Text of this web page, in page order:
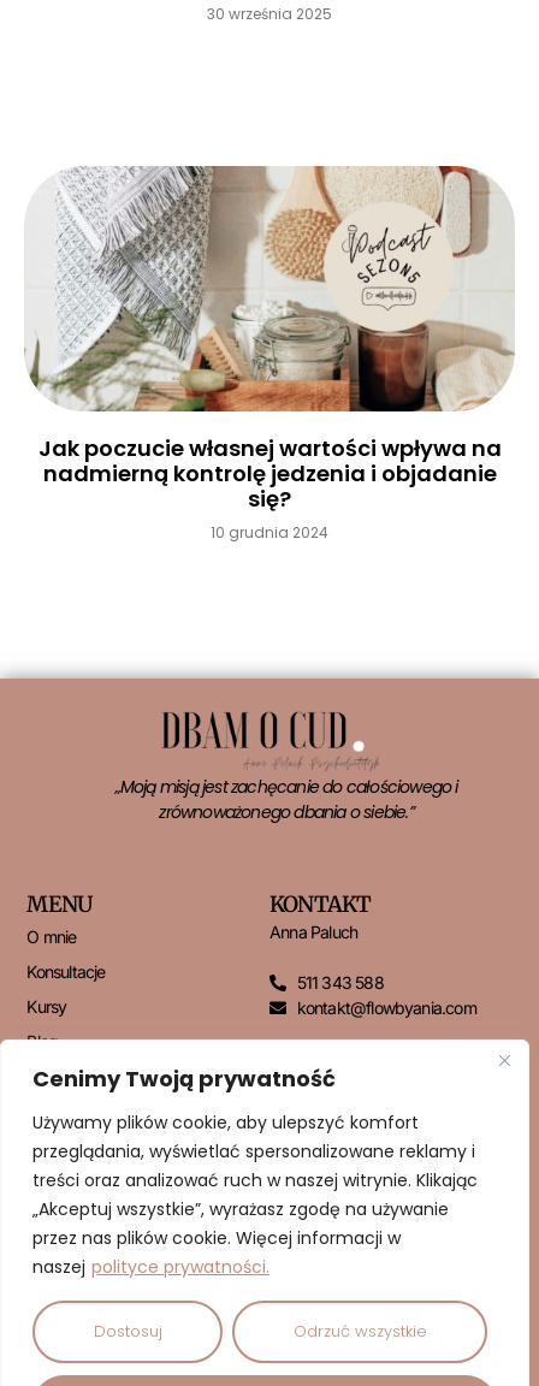
Cenimy Twoją prywatność
Używamy plików cookie, aby ulepszyć komfort
przeglądania, wyświetlać spersonalizowane reklamy i
treści oraz analizować ruch w naszej witrynie. Klikając
„Akceptuj wszystkie”, wyrażasz zgodę na używanie
przez nas plików cookie. Więcej informacji w
naszej polityce prywatności.
Dostosuj Odrzuć wszystkie
30 września 2025
Jak poczucie własnej wartości wpływa na
nadmierną kontrolę jedzenia i objadanie
się?
10 grudnia 2024
„Moją misją jest zachęcanie do całościowego i
zrównoważonego dbania o siebie.”
MENU
O mnie
Konsultacje
Kursy
Blog
Kontakt
KONTAKT
Anna Paluch
511 343 588
kontakt@flowbyania.com
NEWSLETTER
ZAPISUJĘ SIĘ!